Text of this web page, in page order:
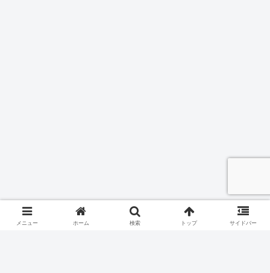
メニュー ホーム 検索 トップ サイドバー